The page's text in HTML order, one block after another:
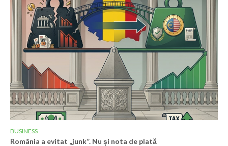
BUSINESS
România a evitat „junk”. Nu și nota de plată